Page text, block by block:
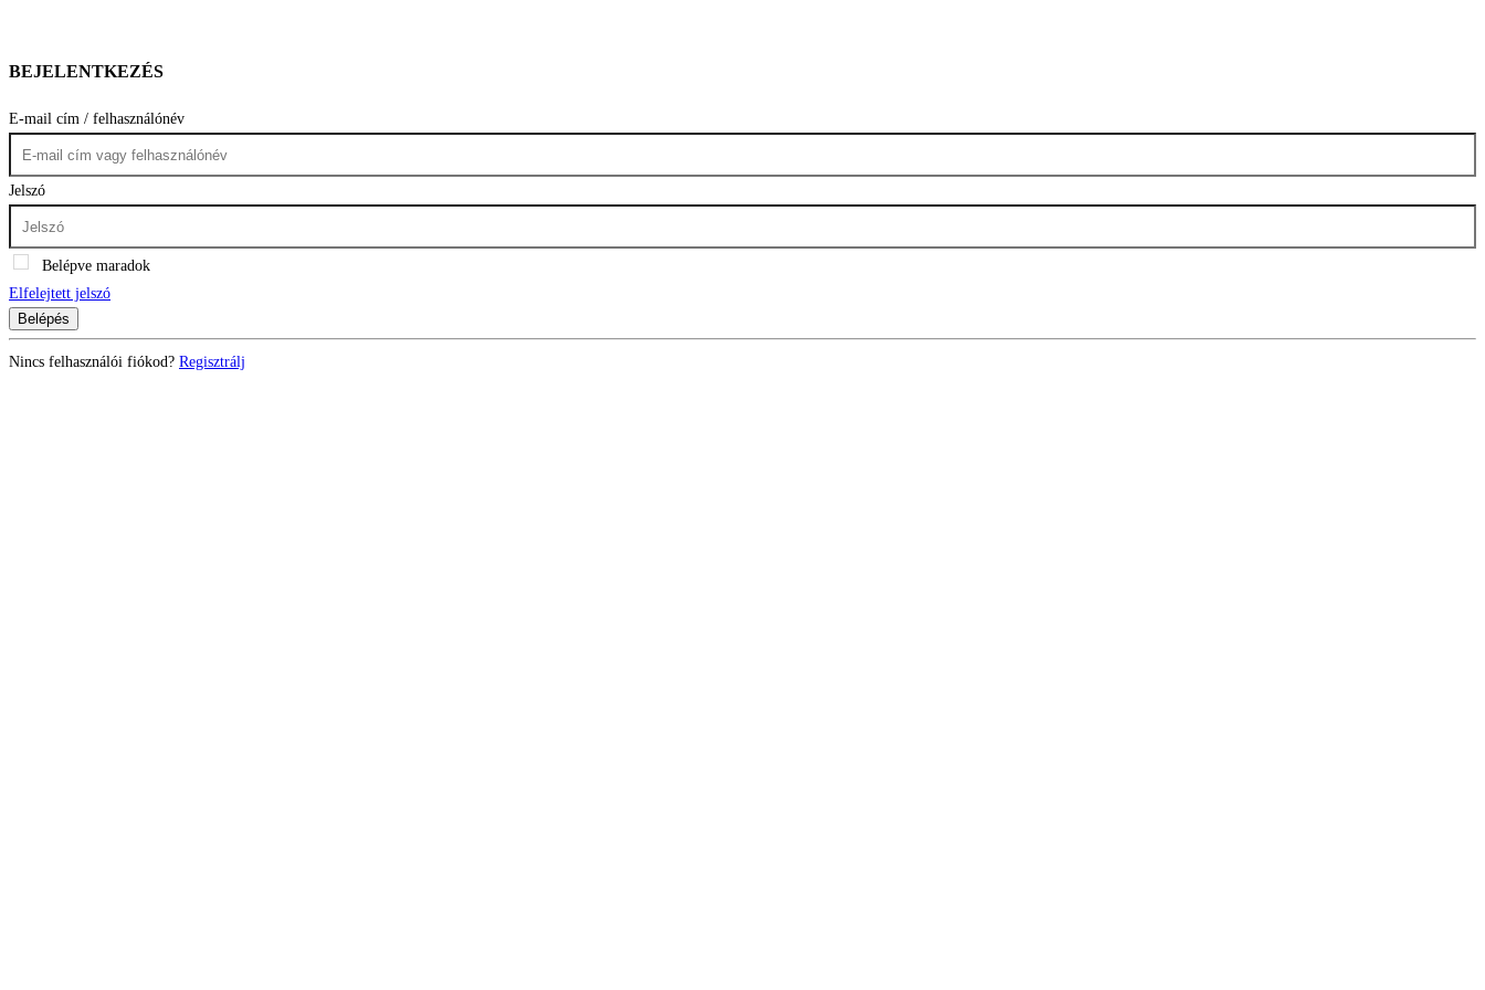
BEJELENTKEZÉS
E-mail cím / felhasználónév
Jelszó
Belépve maradok
Elfelejtett jelszó
Belépés
Nincs felhasználói fiókod? Regisztrálj